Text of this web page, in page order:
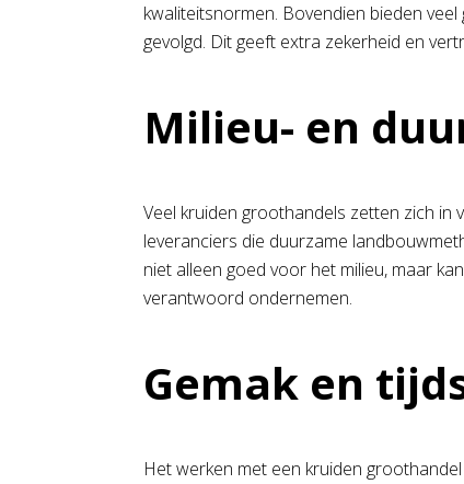
kwaliteitsnormen. Bovendien bieden
gevolgd. Dit geeft extra zekerheid en
Milieu- en
Veel kruiden groothandels zetten zich in
leveranciers die duurzame
niet alleen goed voor het milieu, maar
verantwoord ondernemen.
Gemak en
Het werken met een kruiden